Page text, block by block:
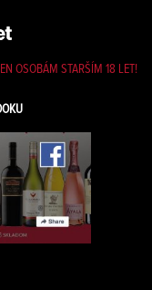
OSOBÁM STARŠÍM 18 LET!